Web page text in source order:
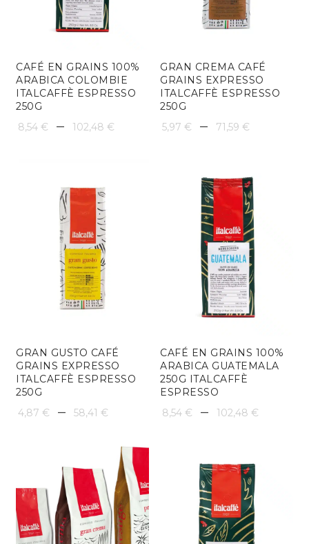
CAFÉ EN GRAINS 100%
ARABICA COLOMBIE
ITALCAFFÈ ESPRESSO
250G
8,54 € – 102,48 €
GRAN CREMA CAFÉ
GRAINS EXPRESSO
ITALCAFFÈ ESPRESSO
250G
5,97 € – 71,59 €
prix :
5,97 €
à
71,59 €
GRAN GUSTO CAFÉ
GRAINS EXPRESSO
ITALCAFFÈ ESPRESSO
250G
4,87 € – 58,41 €
prix :
4,87 €
à
58,41 €
CAFÉ EN GRAINS 100%
ARABICA GUATEMALA
250G ITALCAFFÈ
ESPRESSO
8,54 € – 102,48 €